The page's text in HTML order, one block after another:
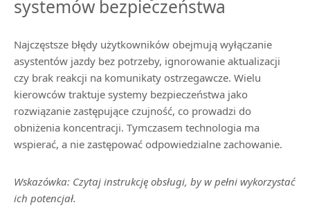
systemów bezpieczeństwa
Najczęstsze błędy użytkowników obejmują wyłączanie
asystentów jazdy bez potrzeby, ignorowanie aktualizacji
czy brak reakcji na komunikaty ostrzegawcze. Wielu
kierowców traktuje systemy bezpieczeństwa jako
rozwiązanie zastępujące czujność, co prowadzi do
obniżenia koncentracji. Tymczasem technologia ma
wspierać, a nie zastępować odpowiedzialne zachowanie.
Wskazówka: Czytaj instrukcję obsługi, by w pełni wykorzystać
ich potencjał.